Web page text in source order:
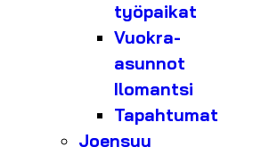
työpaikat
Vuokra-
asunnot
Ilomantsi
Tapahtumat
Joensuu